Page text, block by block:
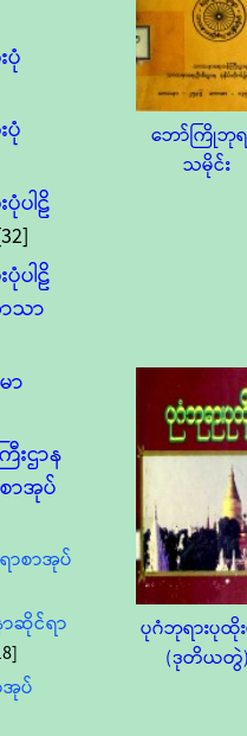
ပါဠိ
ပါဠိ
သာ
ာ
းဌာန
ာအုပ်
ာစာအုပ်
ဆိုင်ရာ
အုပ်
ဘော်ကြိုဘုရ
သမိုင်း
ပုဂံဘုရားပုထိုး
(ဒုတိယတွဲ